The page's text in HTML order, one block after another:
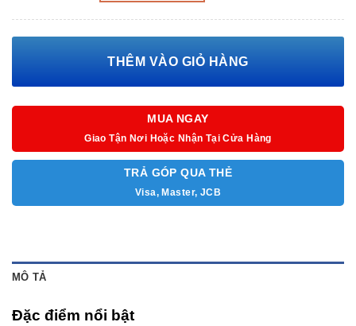
PSU đề nghị: 550W
Đầu nguồn phụ: 8‎ pin*1THÊM VÀO GIỎ HÀNG
MUA NGAY
Giao Tận Nơi Hoặc Nhận Tại Cửa Hàng
TRẢ GÓP QUA THẺ
Visa, Master, JCB
MÔ TẢ
Đặc điểm nổi bật